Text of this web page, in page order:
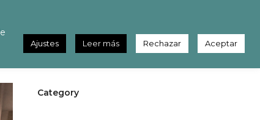
Category
Ajustes Leer más Rechazar Aceptar